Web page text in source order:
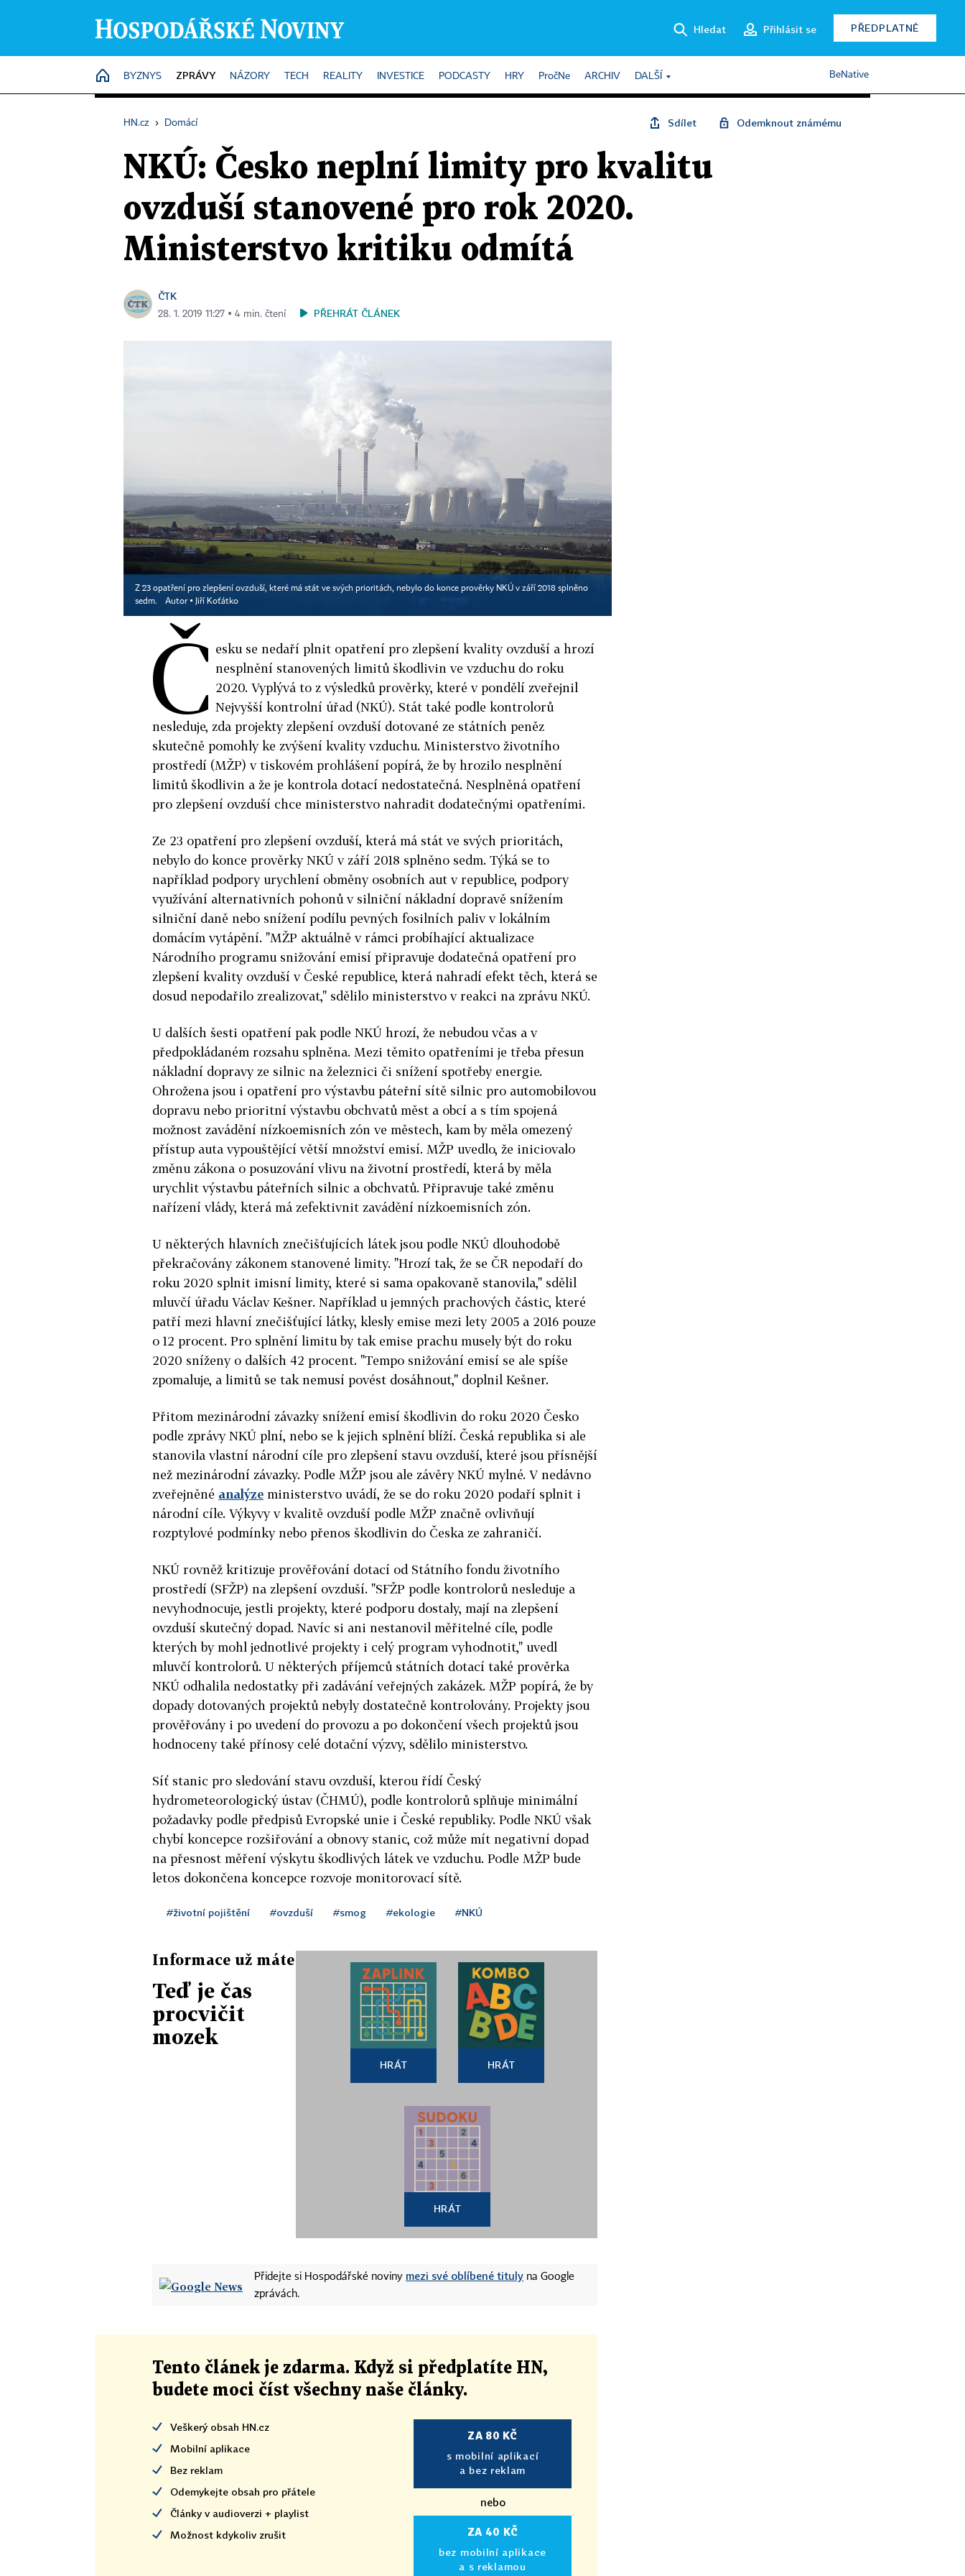
Hledat Přihlásit se PŘEDPLATNÉ
HOME
BYZNYS ZPRÁVY NÁZORY TECH REALITY INVESTICE PODCASTY HRY PročNe ARCHIV DALŠÍ BeNative
HN.cz › Domácí Sdílet Odemknout známému
NKÚ: Česko neplní limity pro kvalitu
ovzduší stanovené pro rok 2020.
Ministerstvo kritiku odmítá
ČTK
28. 1. 2019 11:27 ▪ 4 min. čtení PŘEHRÁT ČLÁNEK
Z 23 opatření pro zlepšení ovzduší, které má stát ve svých prioritách, nebylo do konce prověrky NKÚ v září 2018 splněno
sedm.
Autor ▪ Jiří Koťátko
Č esku se nedaří plnit opatření pro zlepšení kvality ovzduší a hrozí
nesplnění stanovených limitů škodlivin ve vzduchu do roku
2020. Vyplývá to z výsledků prověrky, které v pondělí zveřejnil
Nejvyšší kontrolní úřad (NKÚ). Stát také podle kontrolorů
nesleduje, zda projekty zlepšení ovzduší dotované ze státních peněz
skutečně pomohly ke zvýšení kvality vzduchu. Ministerstvo životního
prostředí (MŽP) v tiskovém prohlášení popírá, že by hrozilo nesplnění
limitů škodlivin a že je kontrola dotací nedostatečná. Nesplněná opatření
pro zlepšení ovzduší chce ministerstvo nahradit dodatečnými opatřeními.
Ze 23 opatření pro zlepšení ovzduší, která má stát ve svých prioritách,
nebylo do konce prověrky NKÚ v září 2018 splněno sedm. Týká se to
například podpory urychlení obměny osobních aut v republice, podpory
využívání alternativních pohonů v silniční nákladní dopravě snížením
silniční daně nebo snížení podílu pevných fosilních paliv v lokálním
domácím vytápění. "MŽP aktuálně v rámci probíhající aktualizace
Národního programu snižování emisí připravuje dodatečná opatření pro
zlepšení kvality ovzduší v České republice, která nahradí efekt těch, která se
dosud nepodařilo zrealizovat," sdělilo ministerstvo v reakci na zprávu NKÚ.
U dalších šesti opatření pak podle NKÚ hrozí, že nebudou včas a v
předpokládaném rozsahu splněna. Mezi těmito opatřeními je třeba přesun
nákladní dopravy ze silnic na železnici či snížení spotřeby energie.
Ohrožena jsou i opatření pro výstavbu páteřní sítě silnic pro automobilovou
dopravu nebo prioritní výstavbu obchvatů měst a obcí a s tím spojená
možnost zavádění nízkoemisních zón ve městech, kam by měla omezený
přístup auta vypouštějící větší množství emisí. MŽP uvedlo, že iniciovalo
změnu zákona o posuzování vlivu na životní prostředí, která by měla
urychlit výstavbu páteřních silnic a obchvatů. Připravuje také změnu
nařízení vlády, která má zefektivnit zavádění nízkoemisních zón.
U některých hlavních znečišťujících látek jsou podle NKÚ dlouhodobě
překračovány zákonem stanovené limity. "Hrozí tak, že se ČR nepodaří do
roku 2020 splnit imisní limity, které si sama opakovaně stanovila," sdělil
mluvčí úřadu Václav Kešner. Například u jemných prachových částic, které
patří mezi hlavní znečišťující látky, klesly emise mezi lety 2005 a 2016 pouze
o 12 procent. Pro splnění limitu by tak emise prachu musely být do roku
2020 sníženy o dalších 42 procent. "Tempo snižování emisí se ale spíše
zpomaluje, a limitů se tak nemusí povést dosáhnout," doplnil Kešner.
Přitom mezinárodní závazky snížení emisí škodlivin do roku 2020 Česko
podle zprávy NKÚ plní, nebo se k jejich splnění blíží. Česká republika si ale
stanovila vlastní národní cíle pro zlepšení stavu ovzduší, které jsou přísnější
než mezinárodní závazky. Podle MŽP jsou ale závěry NKÚ mylné. V nedávno
zveřejněné analýze ministerstvo uvádí, že se do roku 2020 podaří splnit i
národní cíle. Výkyvy v kvalitě ovzduší podle MŽP značně ovlivňují
rozptylové podmínky nebo přenos škodlivin do Česka ze zahraničí.
NKÚ rovněž kritizuje prověřování dotací od Státního fondu životního
prostředí (SFŽP) na zlepšení ovzduší. "SFŽP podle kontrolorů nesleduje a
nevyhodnocuje, jestli projekty, které podporu dostaly, mají na zlepšení
ovzduší skutečný dopad. Navíc si ani nestanovil měřitelné cíle, podle
kterých by mohl jednotlivé projekty i celý program vyhodnotit," uvedl
mluvčí kontrolorů. U některých příjemců státních dotací také prověrka
NKÚ odhalila nedostatky při zadávání veřejných zakázek. MŽP popírá, že by
dopady dotovaných projektů nebyly dostatečně kontrolovány. Projekty jsou
prověřovány i po uvedení do provozu a po dokončení všech projektů jsou
hodnoceny také přínosy celé dotační výzvy, sdělilo ministerstvo.
Síť stanic pro sledování stavu ovzduší, kterou řídí Český
hydrometeorologický ústav (ČHMÚ), podle kontrolorů splňuje minimální
požadavky podle předpisů Evropské unie i České republiky. Podle NKÚ však
chybí koncepce rozšiřování a obnovy stanic, což může mít negativní dopad
na přesnost měření výskytu škodlivých látek ve vzduchu. Podle MŽP bude
letos dokončena koncepce rozvoje monitorovací sítě.
#životní pojištění #ovzduší #smog #ekologie #NKÚ
Informace už máte
Teď je čas
procvičit
mozek
HRÁT HRÁT
HRÁT
Přidejte si Hospodářské noviny mezi své oblíbené tituly na Google
zprávách.
Tento článek je zdarma. Když si předplatíte HN,
budete moci číst všechny naše články.
Veškerý obsah HN.cz
Mobilní aplikace
Bez reklam
Odemykejte obsah pro přátele
Články v audioverzi + playlist
Možnost kdykoliv zrušit
ZA 80 KČ
s mobilní aplikací
a bez reklam
nebo
ZA 40 KČ
bez mobilní aplikace
a s reklamou